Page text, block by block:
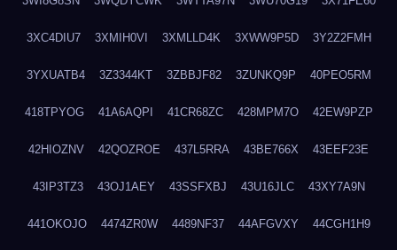
3XC4DIU7 3XMIH0VI 3XMLLD4K 3XWW9P5D 3Y2Z2FMH
3YXUATB4 3Z3344KT 3ZBBJF82 3ZUNKQ9P 40PEO5RM
418TPYOG 41A6AQPI 41CR68ZC 428MPM7O 42EW9PZP
42HIOZNV 42QOZROE 437L5RRA 43BE766X 43EEF23E
43IP3TZ3 43OJ1AEY 43SSFXBJ 43U16JLC 43XY7A9N
441OKOJO 4474ZR0W 4489NF37 44AFGVXY 44CGH1H9